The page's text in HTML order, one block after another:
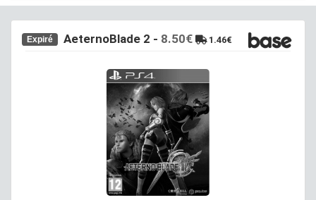
Expiré AeternoBlade 2 - 8.50€ 1.46€